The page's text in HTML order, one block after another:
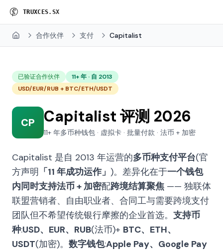
PROXI ES. SX
Home 合作伙伴 支付 Capitalist
已验证合作伙伴
11+ 年 · 自 2013
USD/EUR/RUB + BTC/ETH/USDT
CP Capitalist 评测 2026
11+ 年多币种钱包 · 虚拟卡 · 批量付款 · 法币 + 加密
Capitalist 是自 2013 年运营的多币种支付平台(官
方声明 「11 年成功运作」 )。差异化在于一个钱包
内同时支持法币 + 加密配跨境结算聚焦 —— 独联体
联盟营销者、自由职业者、合同工与需要跨境支付
团队但不希望传统银行摩擦的企业首选。 支持币
种:USD、EUR、RUB(法币)+ BTC、ETH、
USDT(加密)。 数字钱包:Apple Pay、Google Pay